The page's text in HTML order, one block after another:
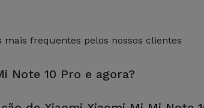
frequentes pelos nossos clientes
Note 10 Pro e agora?